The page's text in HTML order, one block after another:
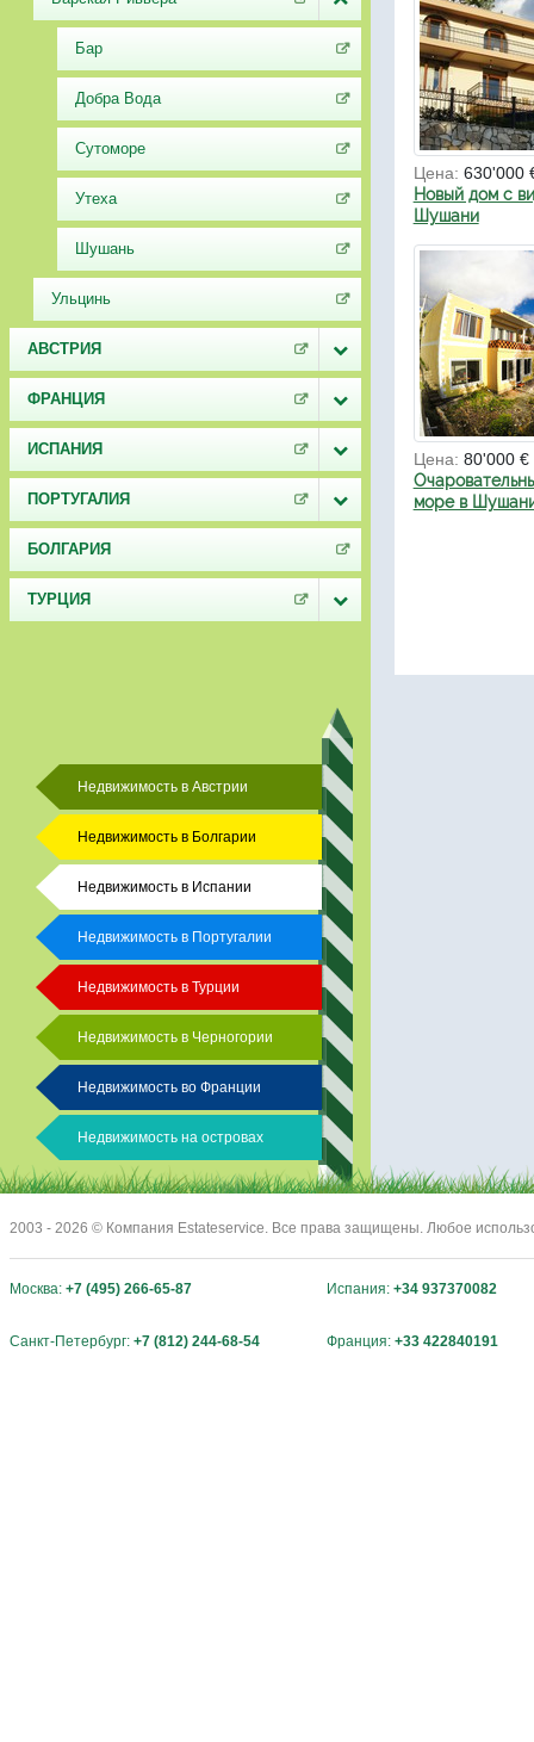
Бар
Добра Вода
Сутоморе
Утеха
Шушань
Ульцинь
АВСТРИЯ
ФРАНЦИЯ
ИСПАНИЯ
ПОРТУГАЛИЯ
БОЛГАРИЯ
ТУРЦИЯ
Цена: 630'000
Новый дом с
Шушани
Цена: 80'000 €
море в
Недвижимость в Австрии
Недвижимость в Болгарии
Недвижимость в Испании
Недвижимость в Португалии
Недвижимость в Турции
Недвижимость в Черногории
Недвижимость во Франции
Недвижимость на островах
2003 - 2026 © Компания Estateservice. Все права защищены. Любое
Москва: +7 (495) 266-65-87 Испания: +34 937370082
Санкт-Петербург: +7 (812) 244-68-54 Франция: +33 422840191